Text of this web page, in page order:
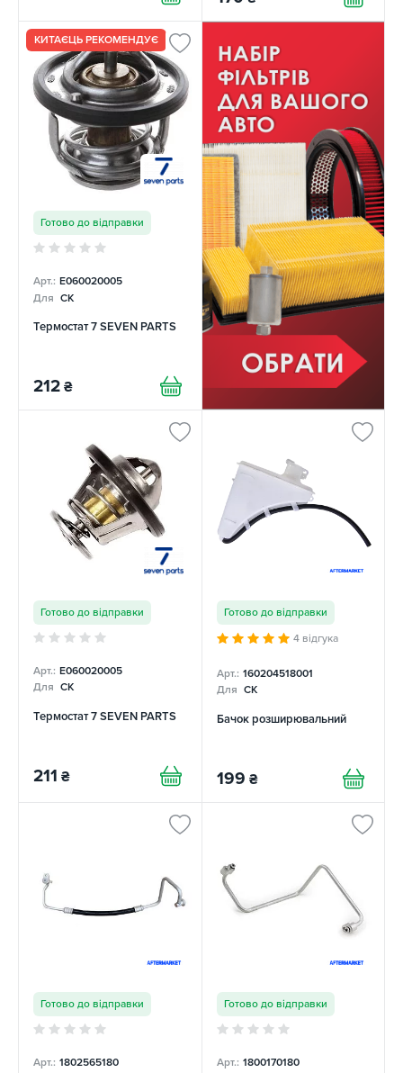
КИТАЄЦЬ РЕКОМЕНДУЄ
Готово до відправки
Арт.: E060020005
Для CK
Термостат 7 SEVEN PARTS
212 ₴
Готово до відправки
Арт.: E060020005
Для CK
Термостат 7 SEVEN PARTS
211 ₴
Готово до відправки
4 відгука
Арт.: 160204518001
Для CK
Бачок розширювальний
199 ₴
Готово до відправки
Арт.: 1802565180
Готово до відправки
Арт.: 1800170180